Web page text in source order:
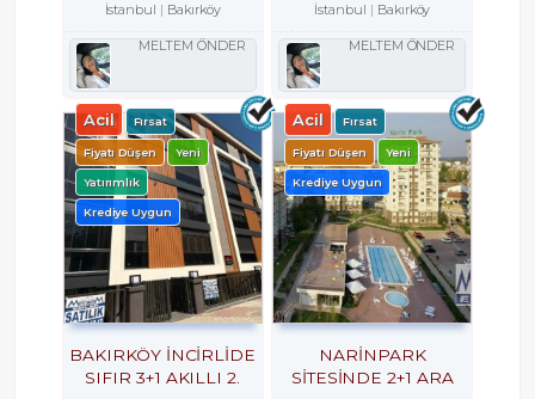
İstanbul
Bakırköy
MELTEM ÖNDER
İstanbul
Bakırköy
MELTEM ÖNDER
Acil Fırsat
Fiyatı Düşen Yeni
Yatırımlık
Krediye Uygun
BAKIRKÖY İNCİRLİDE
SIFIR 3+1 AKILLI 2.
Acil Fırsat
Fiyatı Düşen Yeni
Krediye Uygun
NARİNPARK
SİTESİNDE 2+1 ARA